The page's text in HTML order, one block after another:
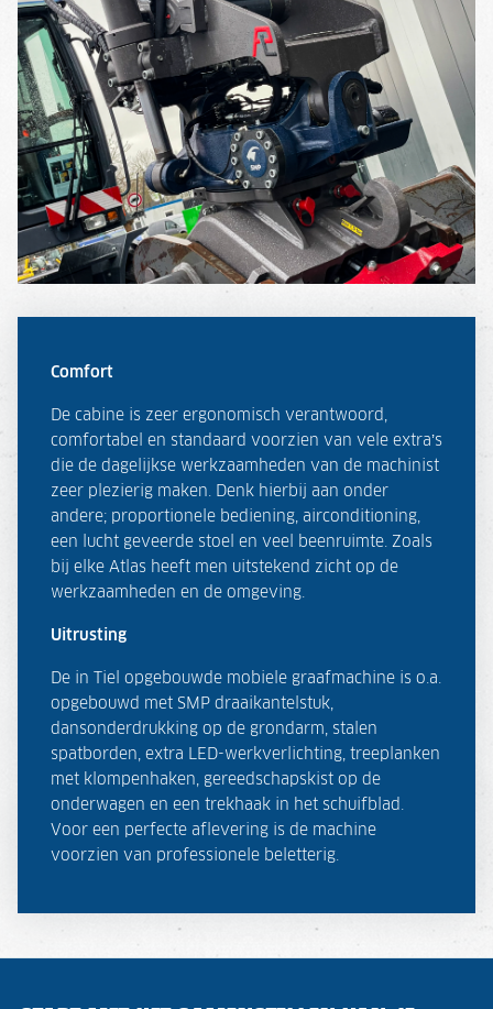
Comfort
De cabine is zeer ergonomisch verantwoord,
comfortabel en standaard voorzien van vele extra’s
die de dagelijkse werkzaamheden van de machinist
zeer plezierig maken. Denk hierbij aan onder
andere; proportionele bediening, airconditioning,
een lucht geveerde stoel en veel beenruimte. Zoals
bij elke Atlas heeft men uitstekend zicht op de
werkzaamheden en de omgeving.
Uitrusting
De in Tiel opgebouwde mobiele graafmachine is o.a.
opgebouwd met SMP draaikantelstuk,
dansonderdrukking op de grondarm, stalen
spatborden, extra LED-werkverlichting, treeplanken
met klompenhaken, gereedschapskist op de
onderwagen en een trekhaak in het schuifblad.
Voor een perfecte aflevering is de machine
voorzien van professionele beletterig.